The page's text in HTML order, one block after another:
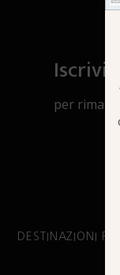
per
DESTINAZIONI